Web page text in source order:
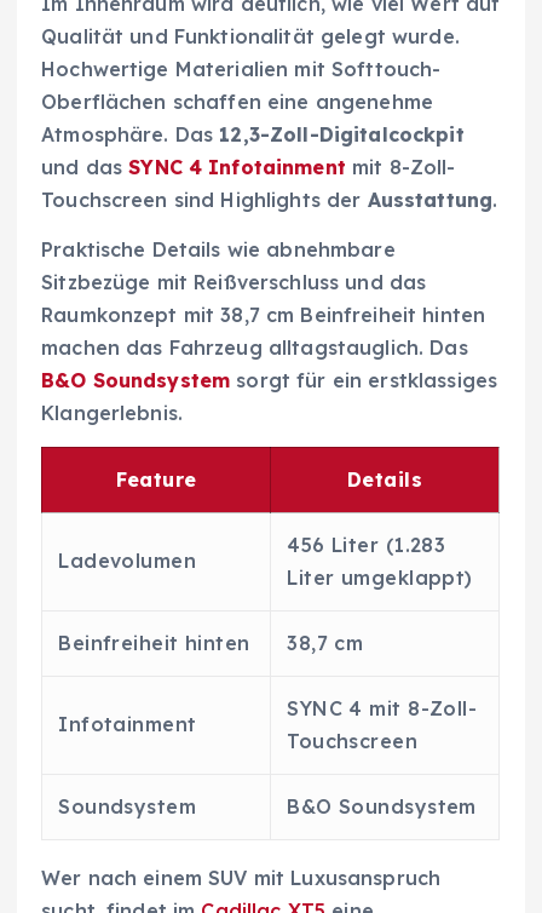
Qualität und Funktionalität gelegt wurde.
Hochwertige Materialien mit Softtouch-
Oberflächen schaffen eine angenehme
Atmosphäre. Das 12,3-Zoll-Digitalcockpit
und dasSYNC 4 Infotainment mit 8-Zoll-
Touchscreen sind Highlights der Ausstattung.
Praktische Details wie abnehmbare
Sitzbezüge mit Reißverschluss und das
Raumkonzept mit 38,7 cm Beinfreiheit hinten
machen das Fahrzeug alltagstauglich. Das
B&O Soundsystem sorgt für ein erstklassiges
Klangerlebnis.
Feature Details
Ladevolumen
456 Liter (1.283
Liter umgeklappt)
Beinfreiheit hinten 38,7 cm
Infotainment
SYNC 4 mit 8-Zoll-
Touchscreen
Soundsystem B&O Soundsystem
Wer nach einem SUV mit Luxusanspruch